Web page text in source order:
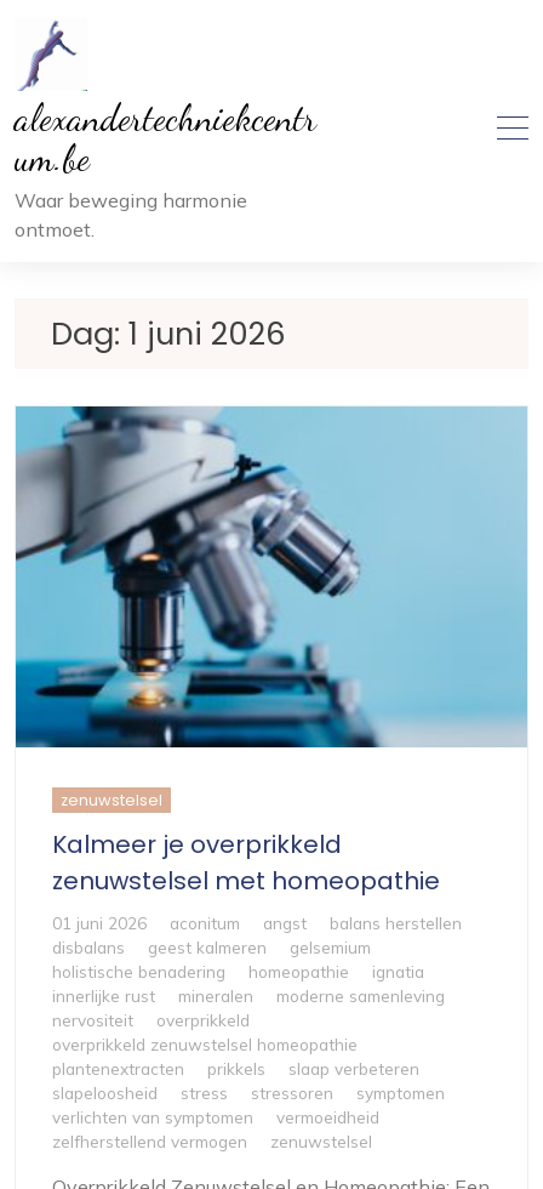
inhoud
alexandertechniekcentr
um.be
Waar beweging harmonie
ontmoet.
Dag: 1 juni 2026
zenuwstelsel
Kalmeer je overprikkeld
zenuwstelsel met homeopathie
01 juni 2026 aconitum angst
balans herstellen
disbalans
geest kalmeren
gelsemium
holistische benadering
homeopathie
ignatia
innerlijke rust
mineralen
moderne samenleving
nervositeit
overprikkeld
overprikkeld zenuwstelsel homeopathie
plantenextracten
prikkels
slaap verbeteren
slapeloosheid
stress stressoren
symptomen
verlichten van symptomen
vermoeidheid
zelfherstellend vermogen
zenuwstelsel